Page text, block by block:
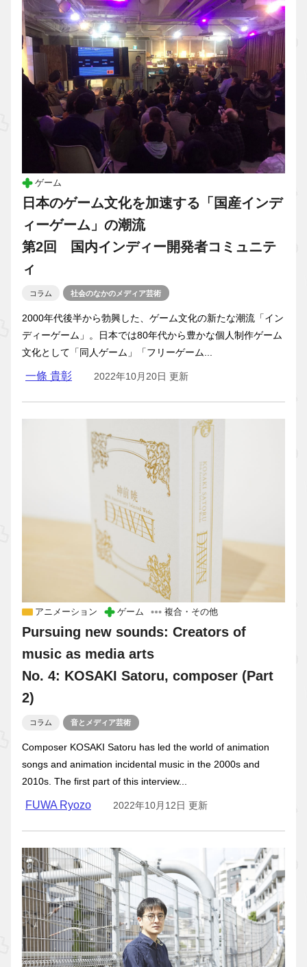
ゲーム
日本のゲーム文化を加速する「国産インデ
ィーゲーム」の潮流
第2回 国内インディー開発者コミュニテ
ィ
コラム 社会のなかのメディア芸術
2000年代後半から勃興した、ゲーム文化の新たな潮流「イン
ディーゲーム」。日本では80年代から豊かな個人制作ゲーム
文化として「同人ゲーム」「フリーゲーム...
一條 貴彰 2022年10月20日 更新
アニメーション ゲーム 複合・その他
Pursuing new sounds: Creators of
music as media arts
No. 4: KOSAKI Satoru, composer (Part
2)
コラム 音とメディア芸術
Composer KOSAKI Satoru has led the world of animation
songs and animation incidental music in the 2000s and
2010s. The first part of this interview...
FUWA Ryozo 2022年10月12日 更新